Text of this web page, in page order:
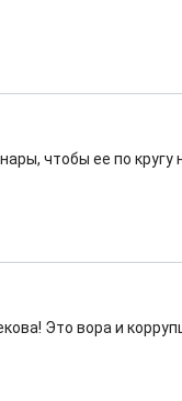
чтобы ее по кругу
Это вора и